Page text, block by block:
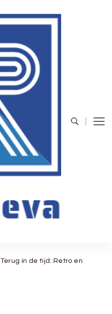
Terug in de tijd: Retro en